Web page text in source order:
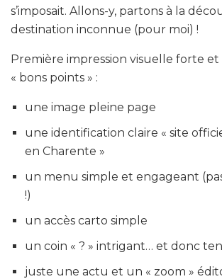
s’imposait. Allons-y, partons à la
destination inconnue (pour moi) !
Première impression visuelle forte
« bons points » :
une image pleine page
une identification claire « site
en Charente »
un menu simple et engageant
!)
un accès carto simple
un coin « ? » intrigant… et donc
juste une actu et un « zoom »